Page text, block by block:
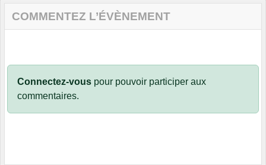
COMMENTEZ L’ÉVÈNEMENT
Connectez-vous pour pouvoir participer aux
commentaires.